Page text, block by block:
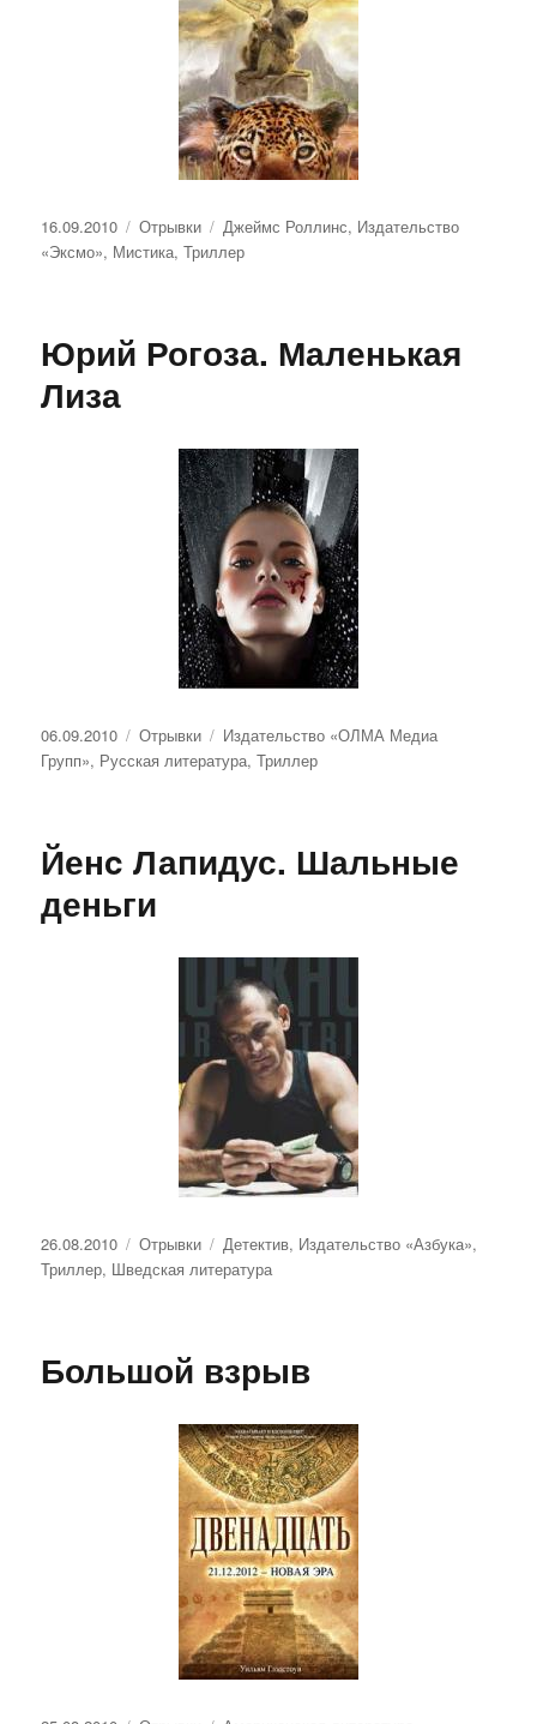
Опубликовано
16.09.2010 Рубрики
Отрывки Метки
Джеймс Роллинс, Издательство
«Эксмо», Мистика,Триллер
Юрий Рогоза. Маленькая
Лиза
Опубликовано
06.09.2010 Рубрики
Отрывки Метки
Издательство «ОЛМА Медиа
Групп», Русская литература,Триллер
Йенc Лапидус. Шальные
деньги
Опубликовано
26.08.2010 Рубрики
Отрывки Метки
Детектив, Издательство «Азбука»,
Триллер, Шведская литература
Большой взрыв